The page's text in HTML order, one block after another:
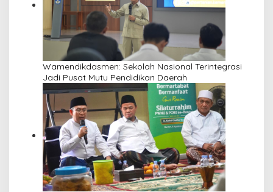
Wamendikdasmen: Sekolah Nasional Terintegrasi
Jadi Pusat Mutu Pendidikan Daerah